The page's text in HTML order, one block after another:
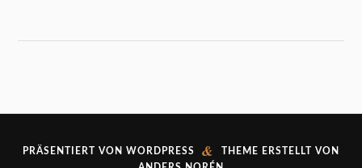
PRÄSENTIERT VON WORDPRESS &
THEME ERSTELLT VON